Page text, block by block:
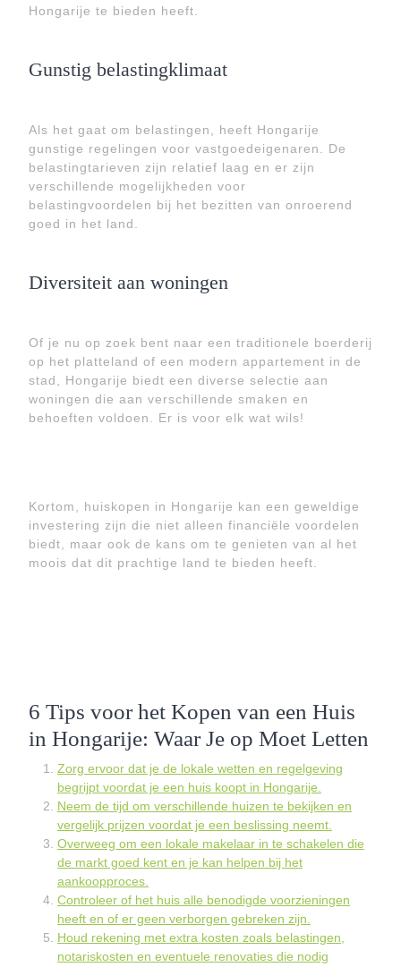
Hongarije te bieden heeft.
Gunstig belastingklimaat
Als het gaat om belastingen, heeft Hongarije
gunstige regelingen voor vastgoedeigenaren. De
belastingtarieven zijn relatief laag en er zijn
verschillende mogelijkheden voor
belastingvoordelen bij het bezitten van onroerend
goed in het land.
Diversiteit aan woningen
Of je nu op zoek bent naar een traditionele boerderij
op het platteland of een modern appartement in de
stad, Hongarije biedt een diverse selectie aan
woningen die aan verschillende smaken en
behoeften voldoen. Er is voor elk wat wils!
Kortom, huiskopen in Hongarije kan een geweldige
investering zijn die niet alleen financiële voordelen
biedt, maar ook de kans om te genieten van al het
moois dat dit prachtige land te bieden heeft.
6 Tips voor het Kopen van een Huis
in Hongarije: Waar Je op Moet Letten
Zorg ervoor dat je de lokale wetten en regelgeving
begrijpt voordat je een huis koopt in Hongarije.
Neem de tijd om verschillende huizen te bekijken en
vergelijk prijzen voordat je een beslissing neemt.
Overweeg om een lokale makelaar in te schakelen die
de markt goed kent en je kan helpen bij het
aankoopproces.
Controleer of het huis alle benodigde voorzieningen
heeft en of er geen verborgen gebreken zijn.
Houd rekening met extra kosten zoals belastingen,
notariskosten en eventuele renovaties die nodig